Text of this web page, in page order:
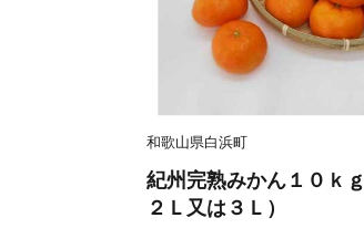
和歌山県白浜町
紀州完熟みかん１０ｋ
２Ｌ又は３Ｌ）